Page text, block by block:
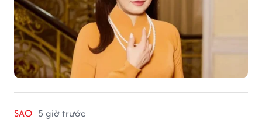
SAO 5 giờ trước